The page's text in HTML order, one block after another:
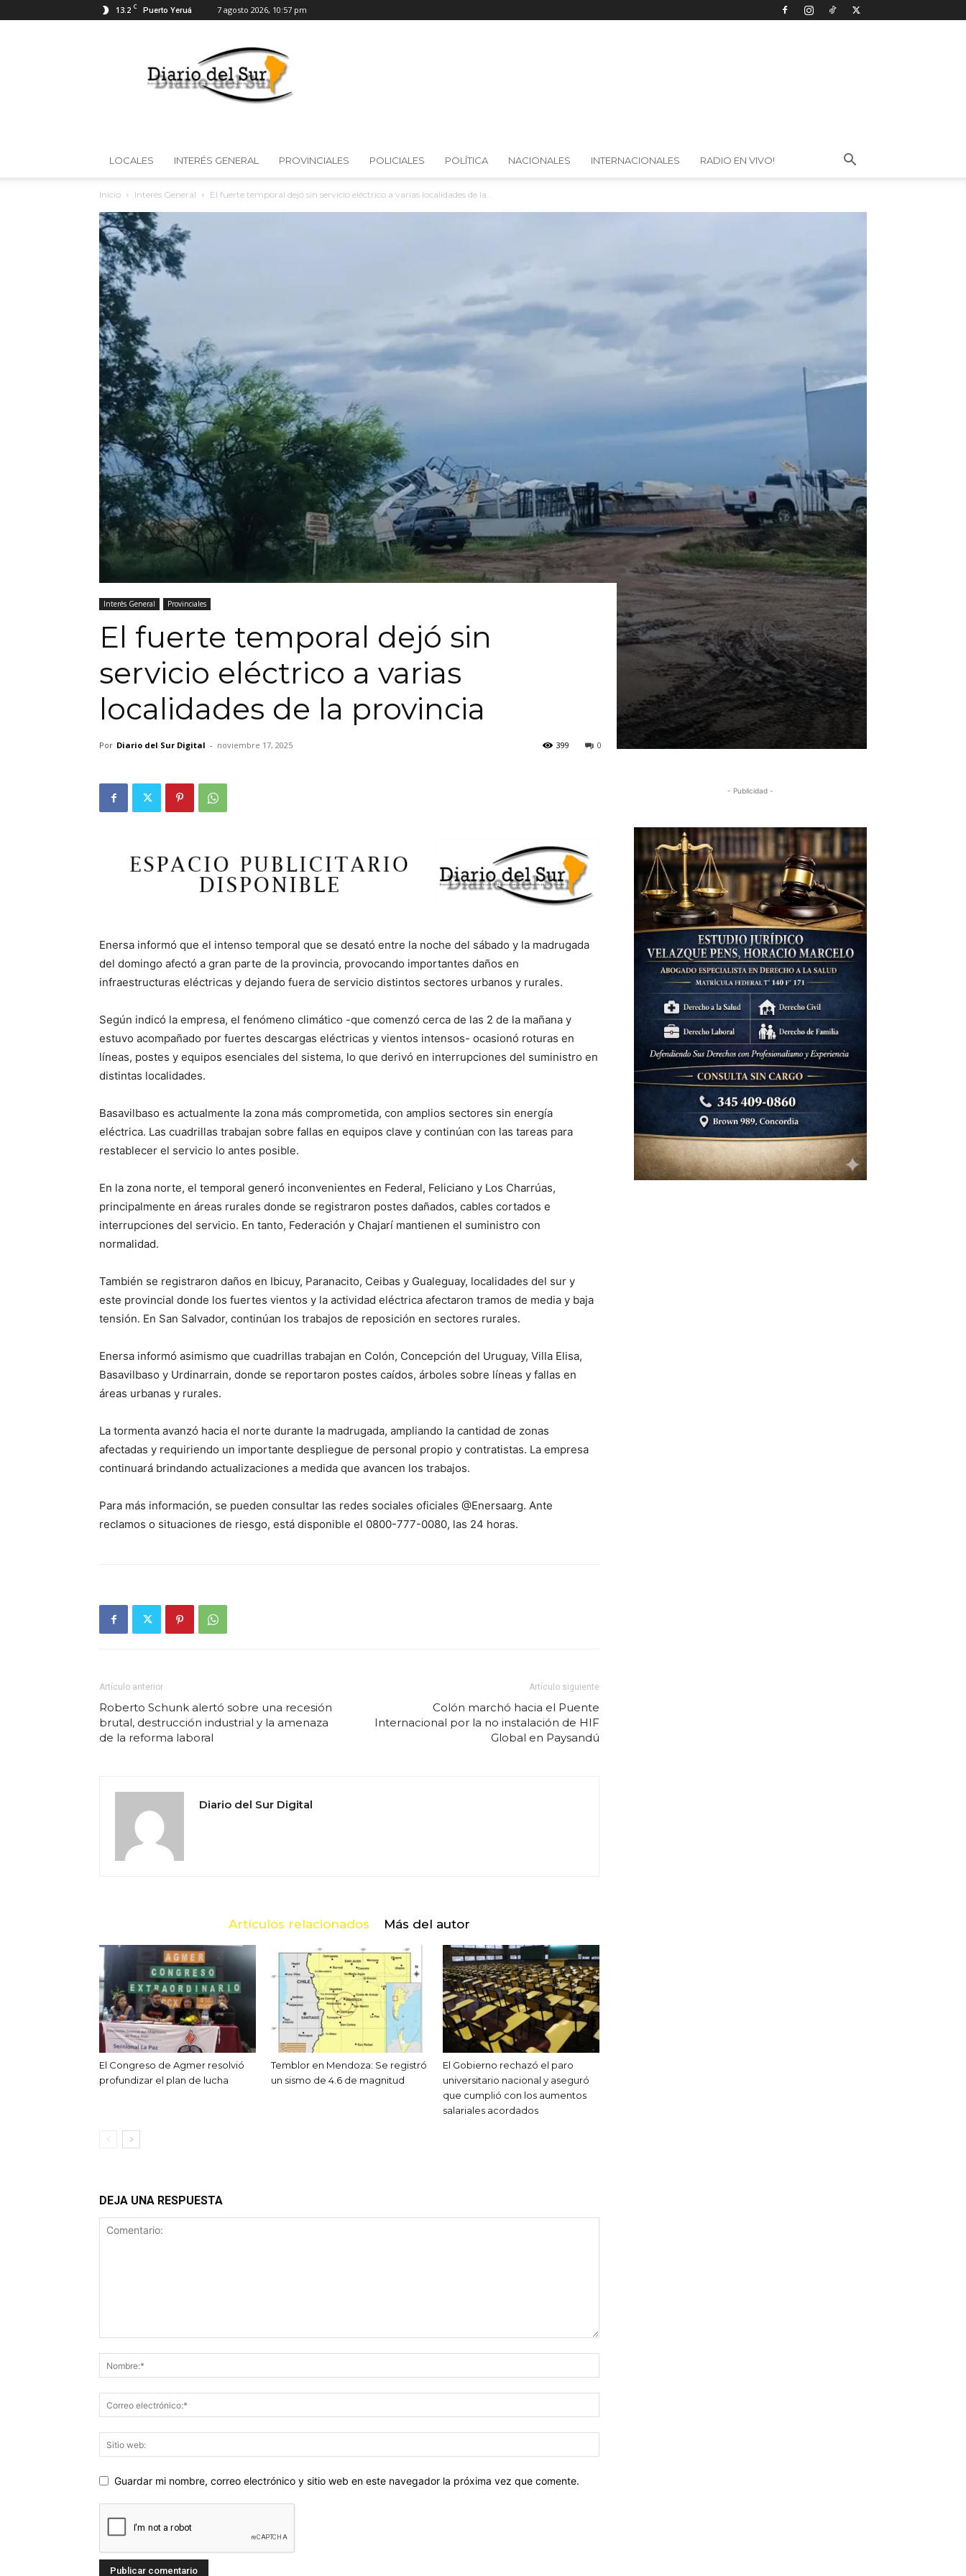
13.2 C Puerto Yeruá 7 agosto 2026, 10:57 pm
Diario
del
Sur
LOCALES INTERÉS GENERAL PROVINCIALES POLICIALES POLÍTICA NACIONALES INTERNACIONALES RADIO EN VIVO!
Inicio Interés General El fuerte temporal dejó sin servicio eléctrico a varias localidades de la...
Interés General Provinciales
El fuerte temporal dejó sin
servicio eléctrico a varias
localidades de la provincia
Por Diario del Sur Digital - noviembre 17, 2025 0
399
Enersa informó que el intenso temporal que se desató entre la noche del sábado y la madrugada
del domingo afectó a gran parte de la provincia, provocando importantes daños en
infraestructuras eléctricas y dejando fuera de servicio distintos sectores urbanos y rurales.
Según indicó la empresa, el fenómeno climático -que comenzó cerca de las 2 de la mañana y
estuvo acompañado por fuertes descargas eléctricas y vientos intensos- ocasionó roturas en
líneas, postes y equipos esenciales del sistema, lo que derivó en interrupciones del suministro en
distintas localidades.
Basavilbaso es actualmente la zona más comprometida, con amplios sectores sin energía
eléctrica. Las cuadrillas trabajan sobre fallas en equipos clave y continúan con las tareas para
restablecer el servicio lo antes posible.
En la zona norte, el temporal generó inconvenientes en Federal, Feliciano y Los Charrúas,
principalmente en áreas rurales donde se registraron postes dañados, cables cortados e
interrupciones del servicio. En tanto, Federación y Chajarí mantienen el suministro con
normalidad.
También se registraron daños en Ibicuy, Paranacito, Ceibas y Gualeguay, localidades del sur y
este provincial donde los fuertes vientos y la actividad eléctrica afectaron tramos de media y baja
tensión. En San Salvador, continúan los trabajos de reposición en sectores rurales.
Enersa informó asimismo que cuadrillas trabajan en Colón, Concepción del Uruguay, Villa Elisa,
Basavilbaso y Urdinarrain, donde se reportaron postes caídos, árboles sobre líneas y fallas en
áreas urbanas y rurales.
La tormenta avanzó hacia el norte durante la madrugada, ampliando la cantidad de zonas
afectadas y requiriendo un importante despliegue de personal propio y contratistas. La empresa
continuará brindando actualizaciones a medida que avancen los trabajos.
Para más información, se pueden consultar las redes sociales oficiales @Enersaarg. Ante
reclamos o situaciones de riesgo, está disponible el 0800-777-0080, las 24 horas.
Artículo anterior
Roberto Schunk alertó sobre una recesión
brutal, destrucción industrial y la amenaza
de la reforma laboral
Artículo siguiente
Colón marchó hacia el Puente
Internacional por la no instalación de HIF
Global en Paysandú
Diario del Sur Digital
Artículos relacionados Más del autor
El Congreso de Agmer resolvió
profundizar el plan de lucha
Temblor en Mendoza: Se registró
un sismo de 4.6 de magnitud
El Gobierno rechazó el paro
universitario nacional y aseguró
que cumplió con los aumentos
salariales acordados
DEJA UNA RESPUESTA
Guardar mi nombre, correo electrónico y sitio web en este navegador la próxima vez que comente.
- Publicidad -